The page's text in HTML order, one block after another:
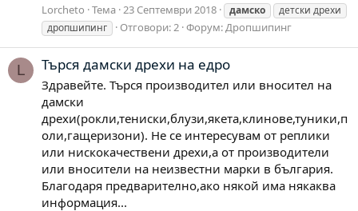
Lorcheto Тема 23 Септември 2018 дамско
детски дрехи
дропшипинг
Отговори: 2 Форум:Дропшипинг
L Търся дамски дрехи на едро
Здравейте. Търся производител или вносител на
дамски
дрехи(рокли,тениски,блузи,якета,клинове,туники,п
оли,гащеризони). Не се интересувам от реплики
или нискокачествени дрехи,а от производители
или вносители на неизвестни марки в българия.
Благодаря предварително,ако някой има някаква
информация...